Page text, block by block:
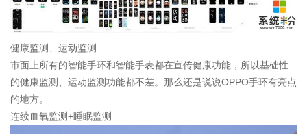
健康监测、运动监测
市面上所有的智能手环和智能手表都在宣传健康功能，所以基础性
的健康监测、运动监测功能都不差。那么还是说说OPPO手环有亮点
的地方。
连续血氧监测+睡眠监测